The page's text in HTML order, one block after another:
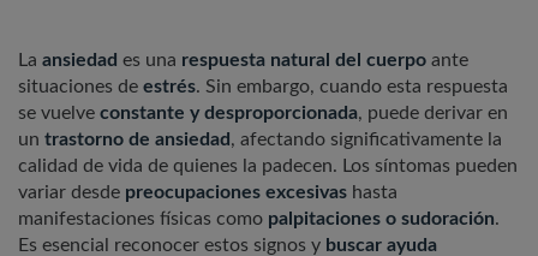
La ansiedad es una respuesta natural del cuerpo ante
situaciones de estrés. Sin embargo, cuando esta respuesta
se vuelve constante y desproporcionada, puede derivar en
un trastorno de ansiedad , afectando significativamente la
calidad de vida de quienes la padecen. Los síntomas pueden
variar desde preocupaciones excesivas hasta
manifestaciones físicas como palpitaciones o sudoración.
Es esencial reconocer estos signos y buscar ayuda